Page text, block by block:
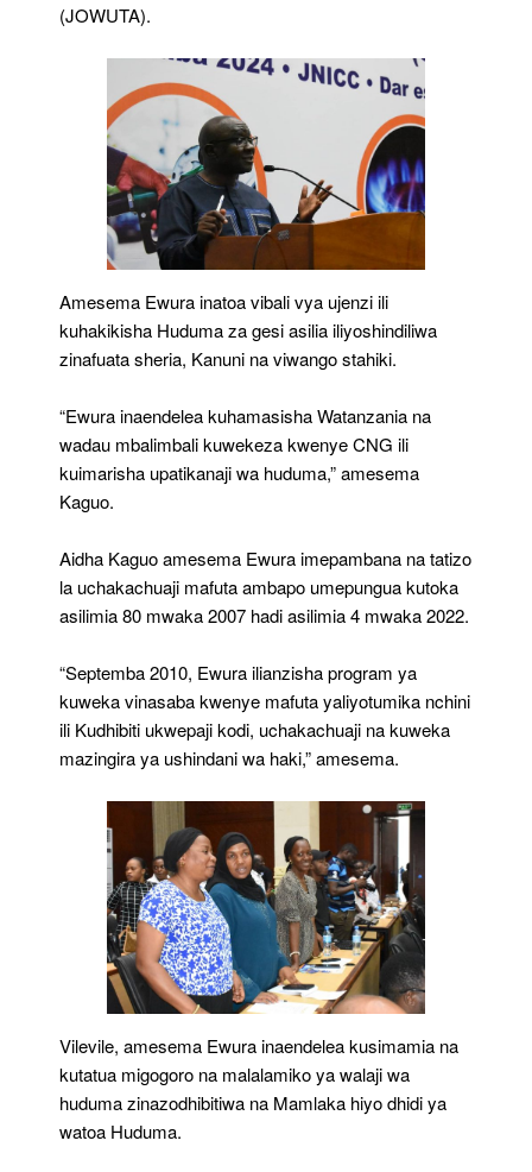
(JOWUTA).
Amesema Ewura inatoa vibali vya ujenzi ili
kuhakikisha Huduma za gesi asilia iliyoshindiliwa
zinafuata sheria, Kanuni na viwango stahiki.
“Ewura inaendelea kuhamasisha Watanzania na
wadau mbalimbali kuwekeza kwenye CNG ili
kuimarisha upatikanaji wa huduma,” amesema
Kaguo.
Aidha Kaguo amesema Ewura imepambana na tatizo
la uchakachuaji mafuta ambapo umepungua kutoka
asilimia 80 mwaka 2007 hadi asilimia 4 mwaka 2022.
“Septemba 2010, Ewura ilianzisha program ya
kuweka vinasaba kwenye mafuta yaliyotumika nchini
ili Kudhibiti ukwepaji kodi, uchakachuaji na kuweka
mazingira ya ushindani wa haki,” amesema.
Vilevile, amesema Ewura inaendelea kusimamia na
kutatua migogoro na malalamiko ya walaji wa
huduma zinazodhibitiwa na Mamlaka hiyo dhidi ya
watoa Huduma.